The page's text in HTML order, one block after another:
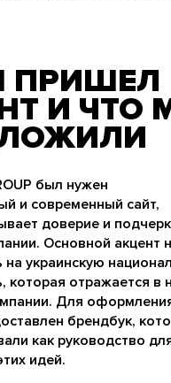
ПРИШЕЛ
И ЧТО
был нужен
и современный сайт,
доверие и
Основной акцент
на украинскую
которая отражается в
Для
брендбук,
как руководство
идей.